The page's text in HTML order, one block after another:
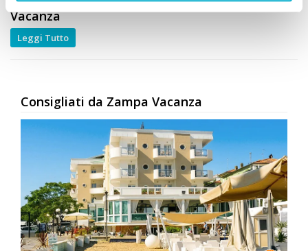
Vacanza
Leggi Tutto
Consigliati da Zampa Vacanza